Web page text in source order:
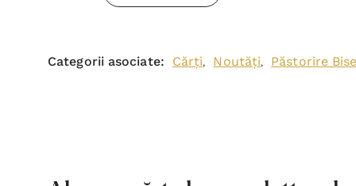
Categorii asociate: Cărți, Noutăți, Păstorire